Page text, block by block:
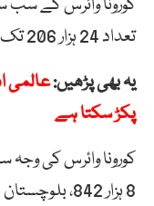
تعداد 24 ہزار 206 تک پہنچ گئی ہے۔
یہ بھی پڑھیں:عالمی
پکڑ سکتا ہے